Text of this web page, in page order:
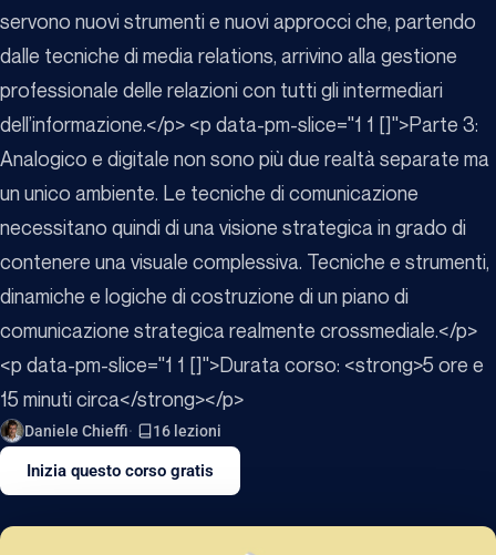
servono nuovi strumenti e nuovi approcci che, partendo
dalle tecniche di media relations, arrivino alla gestione
professionale delle relazioni con tutti gli intermediari
dell’informazione.</p> <p data-pm-slice="1 1 []">Parte 3:
Analogico e digitale non sono più due realtà separate ma
un unico ambiente. Le tecniche di comunicazione
necessitano quindi di una visione strategica in grado di
contenere una visuale complessiva. Tecniche e strumenti,
dinamiche e logiche di costruzione di un piano di
comunicazione strategica realmente crossmediale.</p>
<p data-pm-slice="1 1 []">Durata corso: <strong>5 ore e
15 minuti circa</strong></p>
Daniele Chieffi 16 lezioni
Inizia questo corso gratis